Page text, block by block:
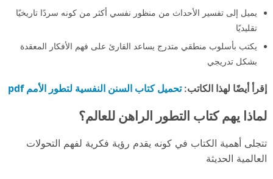
يميل إلى تفسير الأحداث من منظور نفسي أكثر من كونه سردًا تاريخيًا
تقليديًا
يكتب بأسلوب منطقي متدرج يساعد القارئ على فهم الأفكار المعقدة
بشكل تدريجي
إقرأ أيضًا لهذا الكاتب:تحميل كتاب السنن النفسية لتطور الأمم pdf
لماذا يهم كتاب التطور الراهن للعالم؟
تتجلى أهمية الكتاب في كونه يقدم رؤية فكرية لفهم التحولات
العالمية الحديثة